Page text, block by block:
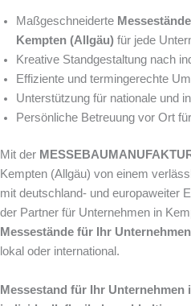
Maßgeschneiderte
Kempten (Allgäu) für jede
Kreative Standgestaltung nach
Effiziente und termingerechte
Unterstützung für nationale und
Persönliche Betreuung vor Ort
Mit der
Kempten (Allgäu) von einem
mit deutschland- und europaweiter
der Partner für Unternehmen in
Messestände für Ihr
lokal oder international.
Messestand für Ihr Unternehmen